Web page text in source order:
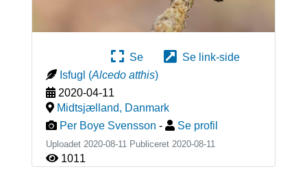
Se
Se link-side
Isfugl (Alcedo atthis)
2020-04-11
Midtsjælland, Danmark
Per Boye Svensson - Se profil
Uploadet 2020-08-11 Publiceret 2020-08-11
1011